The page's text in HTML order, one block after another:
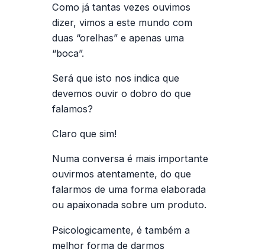
Como já tantas vezes ouvimos
dizer, vimos a este mundo com
duas “orelhas” e apenas uma
“boca”.
Será que isto nos indica que
devemos ouvir o dobro do que
falamos?
Claro que sim!
Numa conversa é mais importante
ouvirmos atentamente, do que
falarmos de uma forma elaborada
ou apaixonada sobre um produto.
Psicologicamente, é também a
melhor forma de darmos